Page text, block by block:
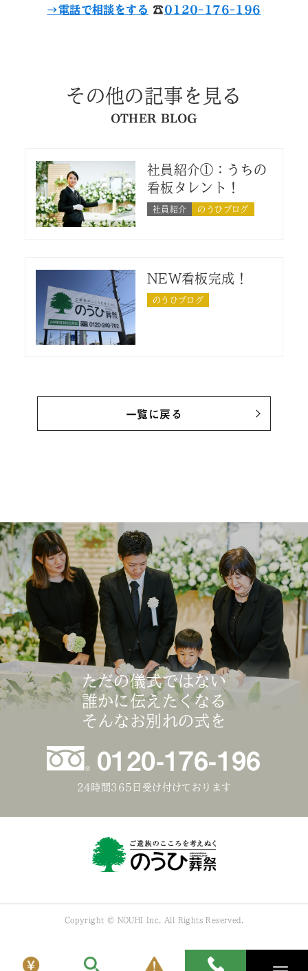
→電話で相談をする ☎︎0120-176-196
その他の記事を見る
OTHER BLOG
社員紹介①：うちの
看板タレント！
社員紹介 のうひブログ
NEW看板完成！
のうひブログ
一覧に戻る
ただの儀式ではない
誰かに伝えたくなる
そんなお別れの式を
0120-176-196
24時間365日受け付けております
Copyright © NOUHI Inc. All Rights Reserved.